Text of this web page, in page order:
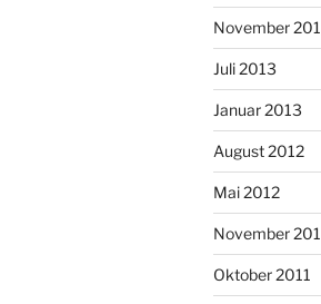
November
Juli 2013
Januar 2013
August 2012
Mai 2012
November
Oktober 2011